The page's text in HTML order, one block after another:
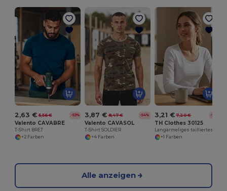
2,63 € 5,56 € -53%
Valento CAVABRE
T-Shirt BRET
+2 Farben
3,87 € 8,47 € -54%
Valento CAVASOL
T-Shirt SOLDIER
+4 Farben
3,21 € 7,20 € -55%
TH Clothes 30125
+1 Farben
Alle anzeigen